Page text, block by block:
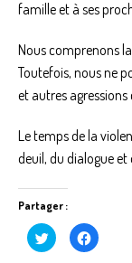
famille et à ses
Nous comprenons
Toutefois, nous ne
et autres
Le temps de la
deuil, du dialogue
Partager :
C
l
C
l